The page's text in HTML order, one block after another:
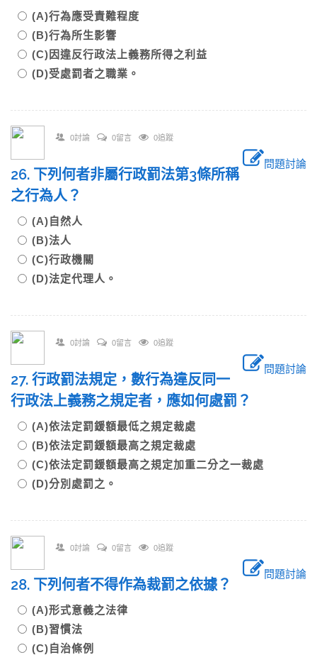
(A)行為應受責難程度
(B)行為所生影響
(C)因違反行政法上義務所得之利益
(D)受處罰者之職業。
0討論 0留言 0追蹤
問題討論
26. 下列何者非屬行政罰法第3條所稱
之行為人？
(A)自然人
(B)法人
(C)行政機關
(D)法定代理人。
0討論 0留言 0追蹤
問題討論
27. 行政罰法規定，數行為違反同一
行政法上義務之規定者，應如何處罰？
(A)依法定罰鍰額最低之規定裁處
(B)依法定罰鍰額最高之規定裁處
(C)依法定罰鍰額最高之規定加重二分之一裁處
(D)分別處罰之。
0討論 0留言 0追蹤
問題討論
28. 下列何者不得作為裁罰之依據？
(A)形式意義之法律
(B)習慣法
(C)自治條例